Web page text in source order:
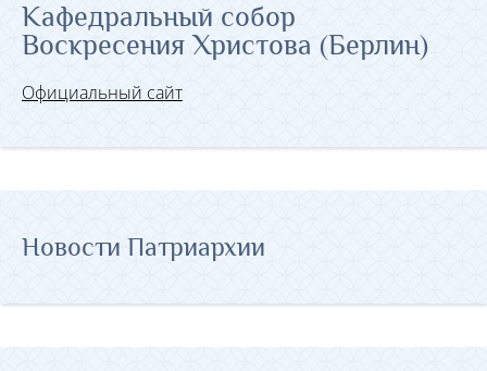
Кафедральный собор
Воскресения Христова (Берлин)
Официальный сайт
Новости Патриархии